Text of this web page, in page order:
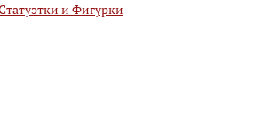
и Фигурки